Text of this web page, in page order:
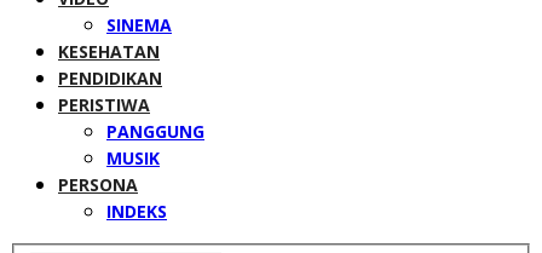
SINEMA
KESEHATAN
PENDIDIKAN
PERISTIWA
PANGGUNG
MUSIK
PERSONA
INDEKS